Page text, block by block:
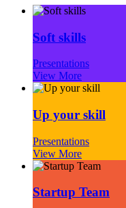
Soft skills
Presentations
View More
Up your skill
Presentations
View More
Startup Team